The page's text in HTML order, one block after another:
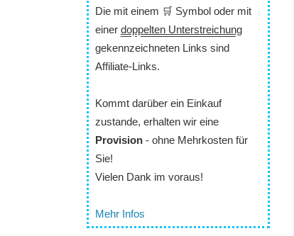
Die mit einem 🛒 Symbol oder mit
einer doppelten Unterstreichung
gekennzeichneten Links sind
Affiliate-Links.
Kommt darüber ein Einkauf
zustande, erhalten wir eine
Provision- ohne Mehrkosten für
Sie!
Vielen Dank im voraus!
Mehr Infos